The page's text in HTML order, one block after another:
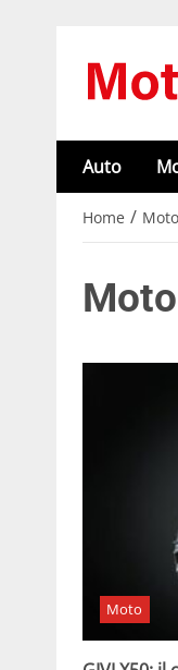
Auto
Home / Moto
Moto
Moto